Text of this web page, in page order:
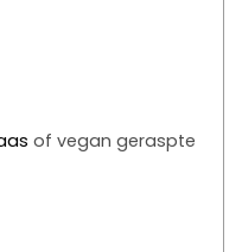
of vegan geraspte